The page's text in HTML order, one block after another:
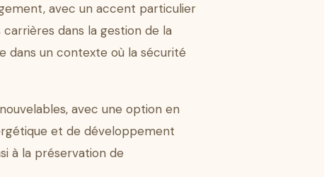
avec un accent particulier
dans la gestion de la
dans un contexte où la sécurité
avec une option en
et de développement
à la préservation de